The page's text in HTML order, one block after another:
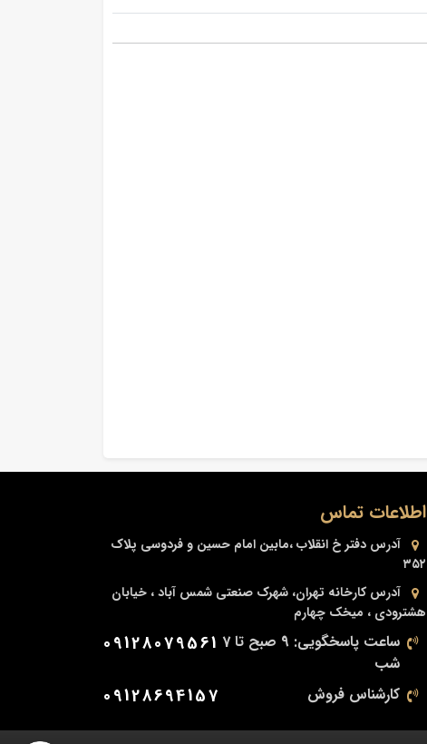
اطلاعات تماس
آدرس دفتر خ انقلاب ،مابین امام حسین و فردوسی پلاک
۳۵۲
آدرس کارخانه تهران، شهرک صنعتی شمس آباد ، خیابان
هشترودی ، میخک چهارم
ساعت پاسخگویی: 9 صبح تا 7
شب
09128079561
کارشناس فروش 09128694157